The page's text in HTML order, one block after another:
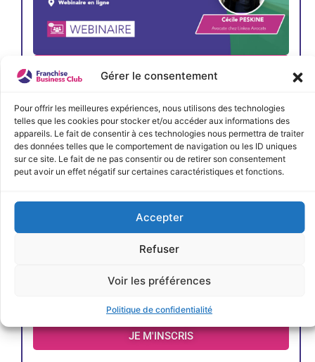
Gérer le consentement
Pour offrir les meilleures expériences, nous utilisons des technologies
telles que les cookies pour stocker et/ou accéder aux informations des
appareils. Le fait de consentir à ces technologies nous permettra de traiter
des données telles que le comportement de navigation ou les ID uniques
sur ce site. Le fait de ne pas consentir ou de retirer son consentement
peut avoir un effet négatif sur certaines caractéristiques et fonctions.
Accepter
Refuser
Voir les préférences
Politique de confidentialité
JE M'INSCRIS